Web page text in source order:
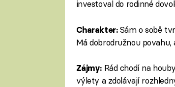
investoval do rodinné
Charakter: Sám o sobě
Má dobrodružnou
Zájmy: Rád chodí na
výlety a zdolávají